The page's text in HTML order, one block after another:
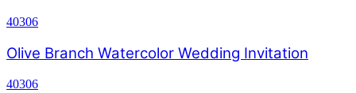
40306
Olive Branch Watercolor Wedding Invitation
40306